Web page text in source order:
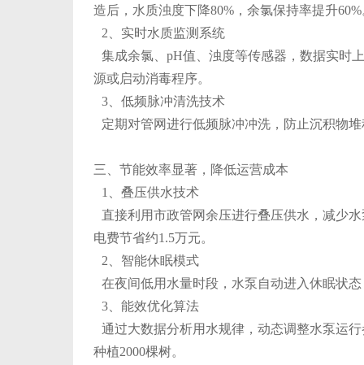
造后，水质浊度下降80%，余氯保持率提升
2、实时水质监测系统
集成余氯、pH值、浊度等传感器，数据实时
源或启动消毒程序。
3、低频脉冲清洗技术
定期对管网进行低频脉冲冲洗，防止沉积物
三、节能效率显著，降低运营成本
1、叠压供水技术
直接利用市政管网余压进行叠压供水，减少
电费节省约1.5万元。
2、智能休眠模式
在夜间低用水量时段，水泵自动进入休眠状
3、能效优化算法
通过大数据分析用水规律，动态调整水泵运
种植2000棵树。